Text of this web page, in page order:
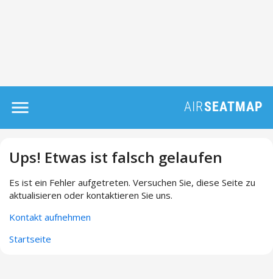
Ups! Etwas ist falsch gelaufen
Es ist ein Fehler aufgetreten. Versuchen Sie, diese Seite zu
aktualisieren oder kontaktieren Sie uns.
Kontakt aufnehmen
Startseite